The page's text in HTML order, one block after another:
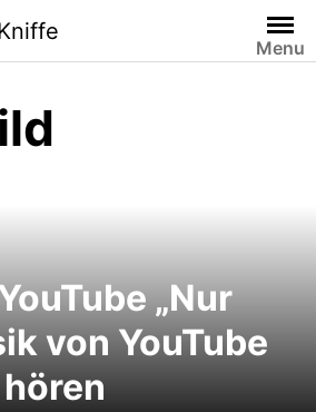
Menu
„Nur
von YouTube